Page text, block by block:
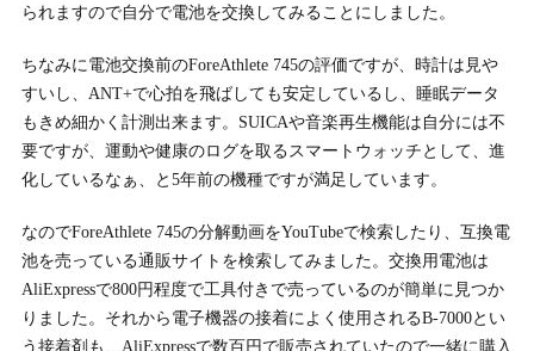
られますので自分で電池を交換してみることにしました。
ちなみに電池交換前のForeAthlete 745の評価ですが、時計は見や
すいし、ANT+で心拍を飛ばしても安定しているし、睡眠データ
もきめ細かく計測出来ます。SUICAや音楽再生機能は自分には不
要ですが、運動や健康のログを取るスマートウォッチとして、進
化しているなぁ、と5年前の機種ですが満足しています。
なのでForeAthlete 745の分解動画をYouTubeで検索したり、互換電
池を売っている通販サイトを検索してみました。交換用電池は
AliExpressで800円程度で工具付きで売っているのが簡単に見つか
りました。それから電子機器の接着によく使用されるB-7000とい
う接着剤も、AliExpressで数百円で販売されていたので一緒に購入